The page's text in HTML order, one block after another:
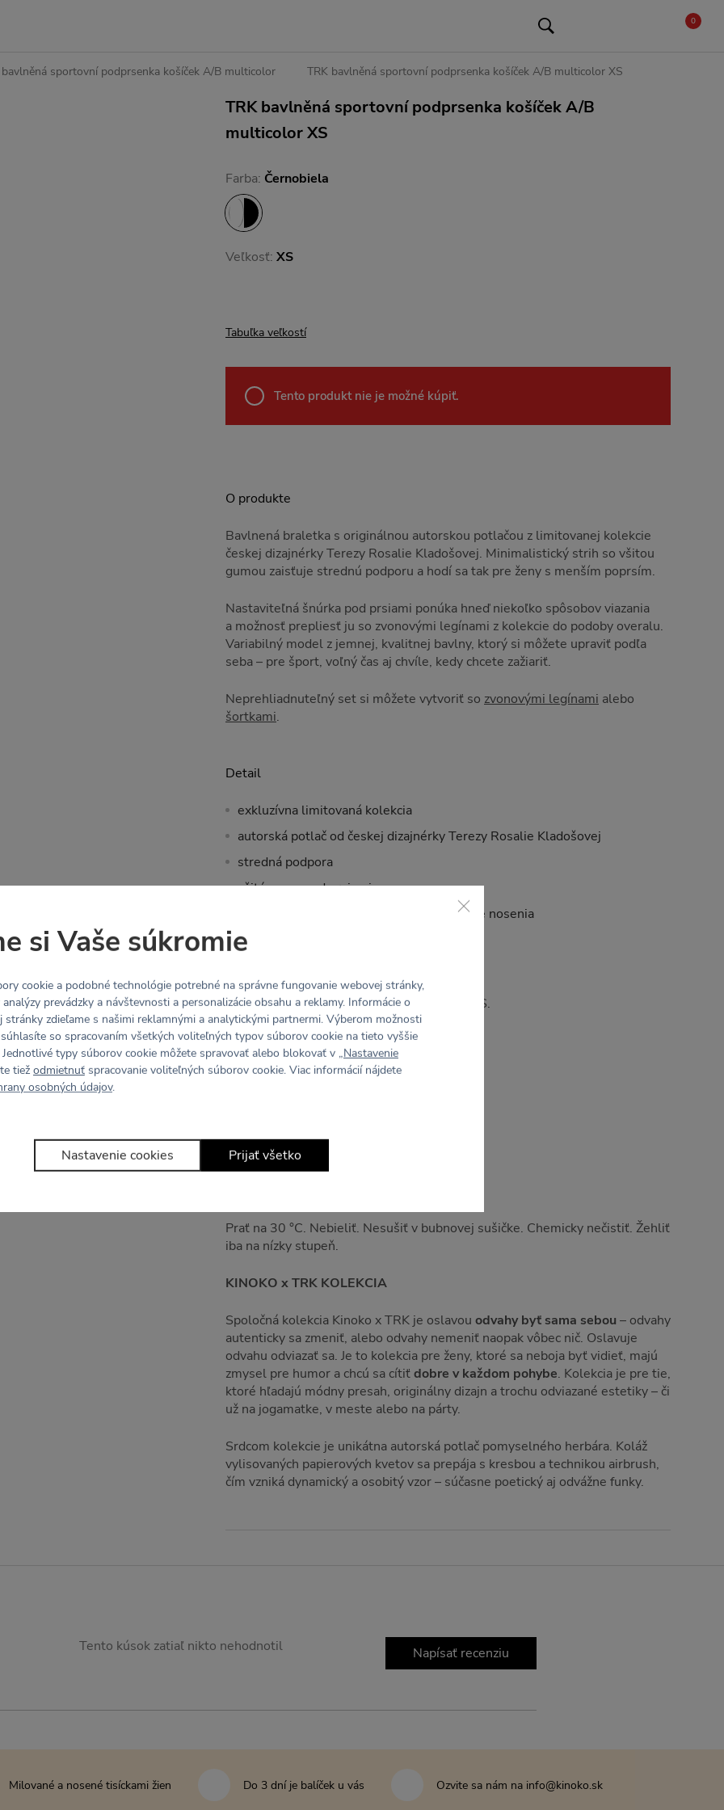
0
bavlněná sportovní podprsenka košíček A/B multicolor TRK bavlněná sportovní podprsenka košíček A/B multicolor XS
TRK bavlněná sportovní podprsenka košíček A/B
multicolor XS
Farba: Černobiela
Veľkosť: XS
Tabuľka veľkostí
Tento produkt nie je možné kúpiť.
O produkte
Bavlnená braletka s originálnou autorskou potlačou z limitovanej kolekcie
českej dizajnérky Terezy Rosalie Kladošovej. Minimalistický strih so všitou
gumou zaisťuje strednú podporu a hodí sa tak pre ženy s menším poprsím.
Nastaviteľná šnúrka pod prsiami ponúka hneď niekoľko spôsobov viazania
a možnosť prepliesť ju so zvonovými legínami z kolekcie do podoby overalu.
Variabilný model z jemnej, kvalitnej bavlny, ktorý si môžete upraviť podľa
seba – pre šport, voľný čas aj chvíle, kedy chcete zažiariť.
Neprehliadnuteľný set si môžete vytvoriť so zvonovými legínami alebo
šortkami.
Detail
exkluzívna limitovaná kolekcia
autorská potlač od českej dizajnérky Terezy Rosalie Kladošovej
stredná podpora
všitá guma pod prsiami
šnúrka a očká v spodnom leme k variabilite nosenia
biele TRK x KINOKO logo na chrbte
Marie meria 173 cm a má na sebe veľkosť XS.
Tabuľka veľkostí
Zloženie: 96% bavlna, 4% elastan
Prať na 30 °C. Nebieliť. Nesušiť v bubnovej sušičke. Chemicky nečistiť. Žehliť
iba na nízky stupeň.
KINOKO x TRK KOLEKCIA
Spoločná kolekcia Kinoko x TRK je oslavou odvahy byť sama sebou – odvahy
autenticky sa zmeniť, alebo odvahy nemeniť naopak vôbec nič. Oslavuje
odvahu odviazať sa. Je to kolekcia pre ženy, ktoré sa neboja byť vidieť, majú
zmysel pre humor a chcú sa cítiťdobre v každom pohybe. Kolekcia je pre tie,
ktoré hľadajú módny presah, originálny dizajn a trochu odviazané estetiky – či
už na jogamatke, v meste alebo na párty.
Srdcom kolekcie je unikátna autorská potlač pomyselného herbára. Koláž
vylisovaných papierových kvetov sa prepája s kresbou a technikou airbrush,
čím vzniká dynamický a osobitý vzor – súčasne poetický aj odvážne funky.
Tento kúsok zatiaľ nikto nehodnotil Napísať recenziu
Milované a nosené tisíckami žien Do 3 dní je balíček u vás Ozvite sa nám na info@kinoko.sk
si Vaše súkromie
cookie a podobné technológie potrebné na správne fungovanie webovej stránky,
prevádzky a návštevnosti a personalizácie obsahu a reklamy. Informácie o
stránky zdieľame s našimi reklamnými a analytickými partnermi. Výberom možnosti
súhlasíte so spracovaním všetkých voliteľných typov súborov cookie na tieto vyššie
Jednotlivé typy súborov cookie môžete spravovať alebo blokovať v „Nastavenie
tiež odmietnuť spracovanie voliteľných súborov cookie. Viac informácií nájdete
osobných údajov.
Nastavenie cookies Prijať všetko